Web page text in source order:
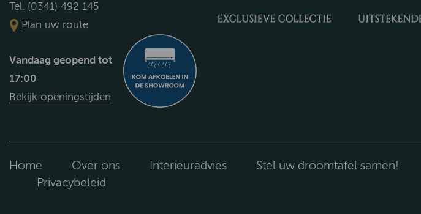
Tel. (0341) 492 145
Plan uw route
Vandaag geopend tot
17:00
Bekijk openingstijden
Home Over ons Interieuradvies Stel uw droomtafel samen!
Privacybeleid